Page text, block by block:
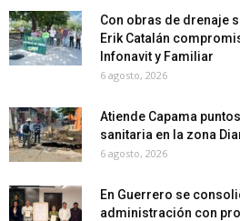
Con obras de drenaje
Erik Catalán
Infonavit y Familiar
6 agosto, 2026
Atiende Capama
sanitaria en la zona
6 agosto, 2026
En Guerrero se
administración con